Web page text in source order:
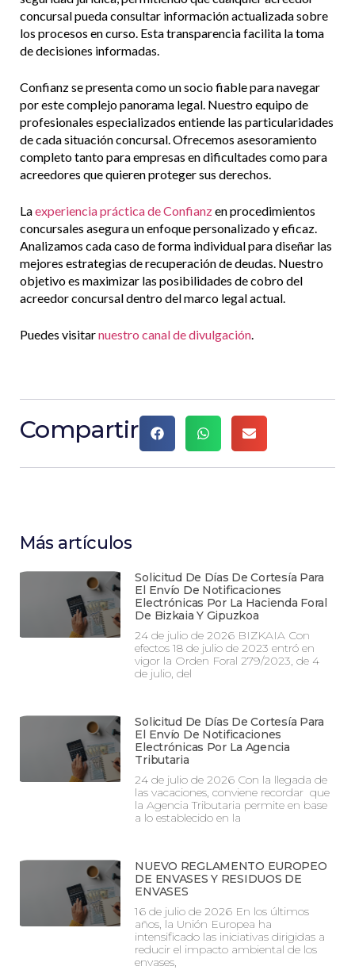
concursal pueda consultar información actualizada sobre
los procesos en curso. Esta transparencia facilita la toma
de decisiones informadas.
Confianz se presenta como un socio fiable para navegar
por este complejo panorama legal. Nuestro equipo de
profesionales especializados entiende las particularidades
de cada situación concursal. Ofrecemos asesoramiento
completo tanto para empresas en dificultades como para
acreedores que quieren proteger sus derechos.
Laexperiencia práctica de Confianzen procedimientos
concursales asegura un enfoque personalizado y eficaz.
Analizamos cada caso de forma individual para diseñar las
mejores estrategias de recuperación de deudas. Nuestro
objetivo es maximizar las posibilidades de cobro del
acreedor concursal dentro del marco legal actual.
Puedes visitarnuestro canal de divulgación.
Compartir
Más artículos
Solicitud De Días De Cortesía Para
El Envío De Notificaciones
Electrónicas Por La Hacienda Foral
De Bizkaia Y Gipuzkoa
24 de julio de 2026 BIZKAIA Con
efectos 18 de julio de 2023 entró en
vigor la Orden Foral 279/2023, de 4
de julio, del
Solicitud De Días De Cortesía Para
El Envío De Notificaciones
Electrónicas Por La Agencia
Tributaria
24 de julio de 2026 Con la llegada de
las vacaciones, conviene recordar que
la Agencia Tributaria permite en base
a lo establecido en la
NUEVO REGLAMENTO EUROPEO
DE ENVASES Y RESIDUOS DE
ENVASES
16 de julio de 2026 En los últimos
años, la Unión Europea ha
intensificado las iniciativas dirigidas a
reducir el impacto ambiental de los
envases,